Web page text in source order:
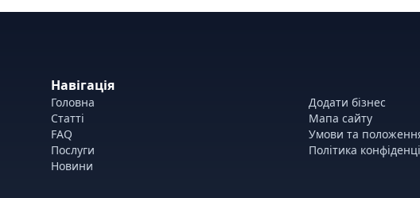
Навігація
Головна
Статті
FAQ
Послуги
Новини
Додати бізнес
Мапа сайту
Умови та
Політика